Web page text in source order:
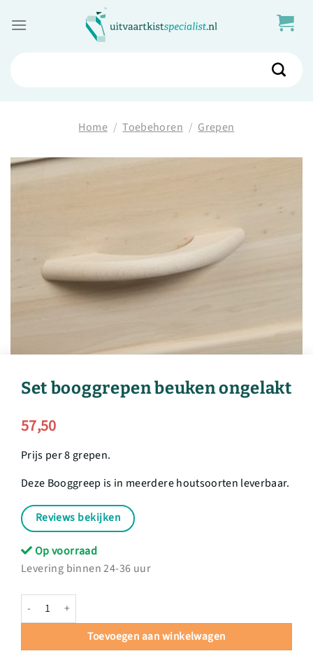
content
Home / Toebehoren / Grepen
Set booggrepen beuken ongelakt
57,50
Prijs per 8 grepen.
Deze Booggreep is in meerdere houtsoorten leverbaar.
Reviews bekijken
Op voorraad
Levering binnen 24-36 uur
Set booggrepen beuken ongelakt hoeveelheid
Toevoegen aan winkelwagen